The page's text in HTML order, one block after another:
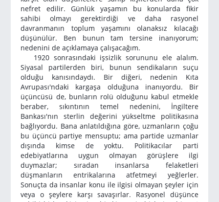
nefret edilir. Günlük yaşamın bu konularda fikir
sahibi olmayı gerektirdiği ve daha rasyonel
davranmanın toplum yaşamını olanaksız kılacağı
düşünülür. Ben bunun tam tersine inanıyorum;
nedenini de açıklamaya çalışacağım.
1920 sonrasındaki işsizlik sorununu ele alalım.
Siyasal partilerden biri, bunun sendikaların suçu
olduğu kanısındaydı. Bir diğeri, nedenin Kıta
Avrupası'ndaki kargaşa olduğuna inanıyordu. Bir
üçüncüsü de, bunların rolü olduğunu kabul etmekle
beraber, sıkıntının temel nedenini, İngiltere
Bankası'nın sterlin değerini yükseltme politikasına
bağlıyordu. Bana anlatıldığına göre, uzmanların çoğu
bu üçüncü partiye mensuptu; ama partide uzmanlar
dışında kimse de yoktu. Politikacılar parti
edebiyatlarına uygun olmayan görüşlere ilgi
duymazlar; sıradan insanlarsa felaketleri
düşmanların entrikalarına atfetmeyi yeğlerler.
Sonuçta da insanlar konu ile ilgisi olmayan şeyler için
veya o şeylere karşı savaşırlar. Rasyonel düşünce